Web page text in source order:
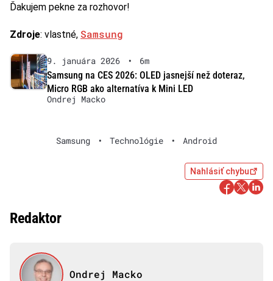
Ďakujem pekne za rozhovor!
Zdroje: vlastné, Samsung
9. januára 2026 •
6m
Samsung na CES 2026: OLED jasnejší než doteraz,
Micro RGB ako alternatíva k Mini LED
Ondrej Macko
Samsung • Technológie • Android
Nahlásiť chybu
Redaktor
Ondrej Macko